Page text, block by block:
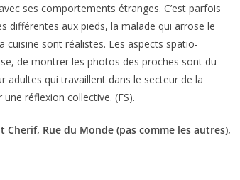
ses comportements étranges. C’est parfois
différentes aux pieds, la malade qui arrose le
sont réalistes. Les aspects spatio-
de montrer les photos des proches sont du
qui travaillent dans le secteur de la
réflexion collective. (FS).
Rue du Monde (pas comme les autres),